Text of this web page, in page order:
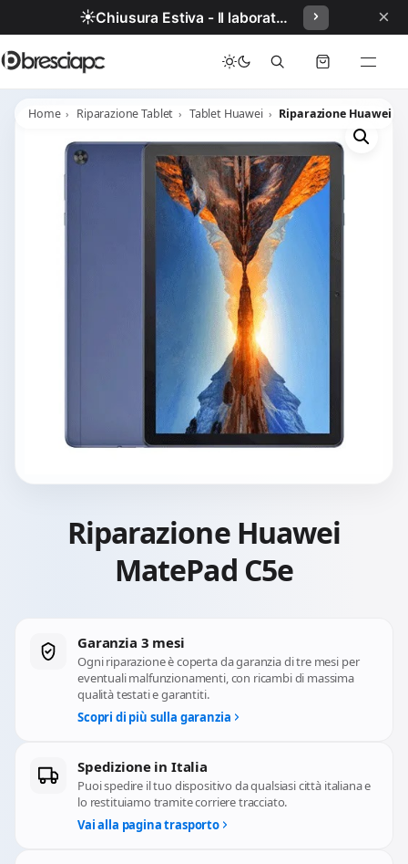
☀️ Chiusura Estiva - Il laboratorio resterà chiuso per ferie dal 29/06/2026 al 05/07/2026 compresi. ×
Home Riparazione Tablet Tablet Huawei Riparazione Huawei
Riparazione Huawei
MatePad C5e
Garanzia 3 mesi
Ogni riparazione è coperta da garanzia di tre mesi per
eventuali malfunzionamenti, con ricambi di massima
qualità testati e garantiti.
Scopri di più sulla garanzia
Spedizione in Italia
Puoi spedire il tuo dispositivo da qualsiasi città italiana e
lo restituiamo tramite corriere tracciato.
Vai alla pagina trasporto